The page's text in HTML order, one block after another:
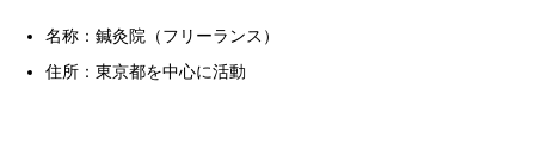
名称：鍼灸院（フリーランス）
住所：東京都を中心に活動